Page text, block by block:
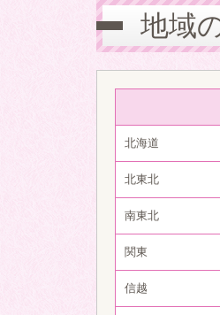
地域
北海道
北東北
南東北
関東
信越